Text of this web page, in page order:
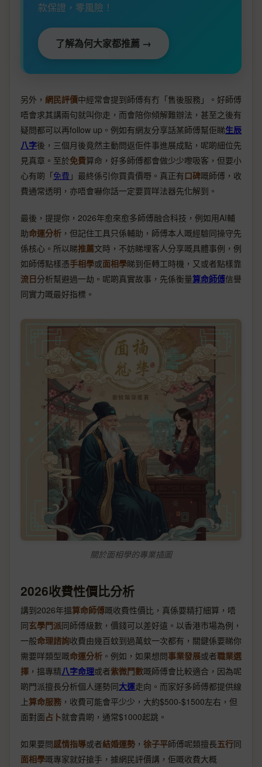
款保證，零風險！
了解為何大家都推薦 →
另外， 網民評價中經常會提到師傅有冇「售後服務」。好師傅
唔會求其講兩句就叫你走，而會陪你傾解難辦法，甚至之後有
疑問都可以再follow up。例如有網友分享話某師傅幫佢睇生辰
八字後，三個月後竟然主動問返佢件事進展成點，呢啲細位先
見真章。至於免費算命，好多師傅都會做少少嚟吸客，但要小
心有啲「免費 」最終係引你買貴價嘢。真正有口碑嘅師傅，收
費通常透明，亦唔會嚇你話一定要買咩法器先化解到。
最後，提提你，2026年愈來愈多師傅融合科技，例如用AI輔
助命運分析 ，但記住工具只係輔助，師傅本人嘅經驗同操守先
係核心。所以睇推薦文時，不妨睇埋客人分享嘅具體事例，例
如師傅點樣憑手相學或面相學睇到佢轉工時機，又或者點樣靠
流日分析幫避過一劫。呢啲真實故事，先係衡量算命師傅信譽
同實力嘅最好指標。
關於面相學的專業插圖
2026收費性價比分析
講到2026年搵算命師傅嘅收費性價比，真係要精打細算，唔
同玄學門派同師傅級數，價錢可以差好遠。以香港市場為例，
一般命理諮詢收費由幾百蚊到過萬蚊一次都有，關鍵係要睇你
需要咩類型嘅命運分析 。例如，如果想問事業發展或者職業選
擇 ，搵專精八字命理或者紫微鬥數嘅師傅會比較適合，因為呢
啲門派擅長分析個人運勢同大運走向。而家好多師傅都提供線
上算命服務 ，收費可能會平少少，大約$500-$1500左右，但
面對面占卜就會貴啲，通常$1000起跳。
如果要問感情指導或者結婚運勢 ， 徐子平師傅呢類擅長五行同
面相學嘅專家就好搶手，據網民評價講，佢嘅收費大概